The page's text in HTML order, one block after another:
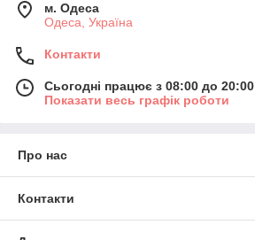
м. Одеса
Одеса, Україна
Контакти
Сьогодні працює з 08:00 до 20:00
Показати весь графік роботи
Про нас
Контакти